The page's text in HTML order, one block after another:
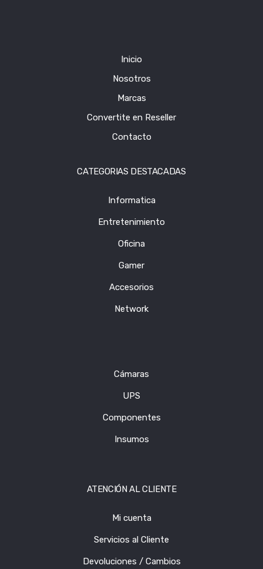
Inicio
Nosotros
Marcas
Convertite en Reseller
Contacto
CATEGORIAS DESTACADAS
Informatica
Entretenimiento
Oficina
Gamer
Accesorios
Network
Cámaras
UPS
Componentes
Insumos
ATENCIÓN AL CLIENTE
Mi cuenta
Servicios al Cliente
Devoluciones / Cambios